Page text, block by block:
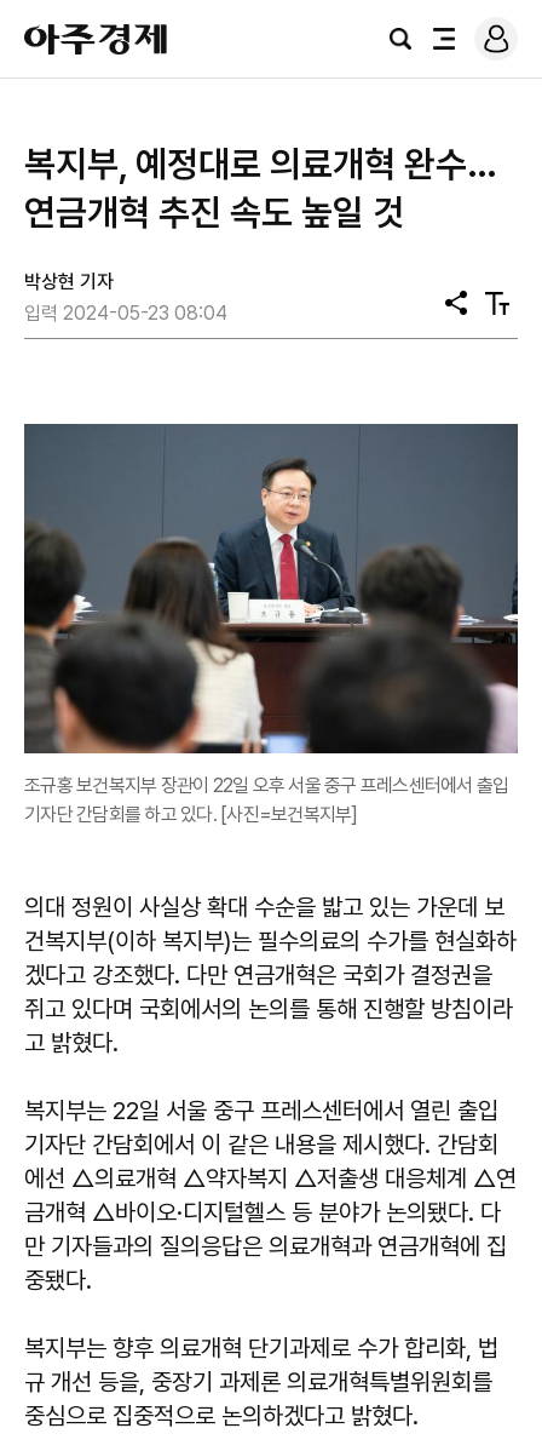
아
주
경
검
전
로
그
복지부, 예정대로 의료개혁 완수…
연금개혁 추진 속도 높일 것
박상현 기자
입력 2024-05-23 08:04
공
유
텍
스
조규홍 보건복지부 장관이 22일 오후 서울 중구 프레스센터에서 출입
기자단 간담회를 하고 있다. [사진=보건복지부]
의대 정원이 사실상 확대 수순을 밟고 있는 가운데 보
건복지부(이하 복지부)는 필수의료의 수가를 현실화하
겠다고 강조했다. 다만 연금개혁은 국회가 결정권을
쥐고 있다며 국회에서의 논의를 통해 진행할 방침이라
고 밝혔다.
복지부는 22일 서울 중구 프레스센터에서 열린 출입
기자단 간담회에서 이 같은 내용을 제시했다. 간담회
에선 △의료개혁 △약자복지 △저출생 대응체계 △연
금개혁 △바이오·디지털헬스 등 분야가 논의됐다. 다
만 기자들과의 질의응답은 의료개혁과 연금개혁에 집
중됐다.
복지부는 향후 의료개혁 단기과제로 수가 합리화, 법
규 개선 등을, 중장기 과제론 의료개혁특별위원회를
중심으로 집중적으로 논의하겠다고 밝혔다.